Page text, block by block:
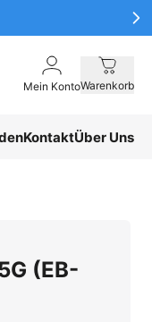
Mein KontoWarenkorb
KontaktÜber Uns
(EB-